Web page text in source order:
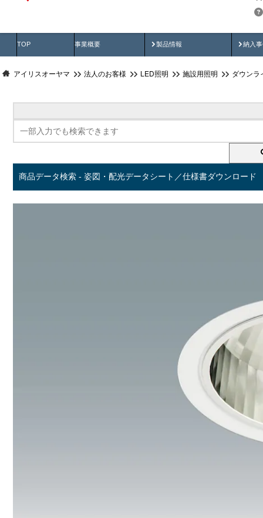
TOP 事業概要 製品情報
製品動画 納入
納
アイリスオーヤマ 法人のお客様 LED照明 施設用照明 ダウンラ
商品データ検索 - 姿図・配光データシート／仕様書ダウンロード